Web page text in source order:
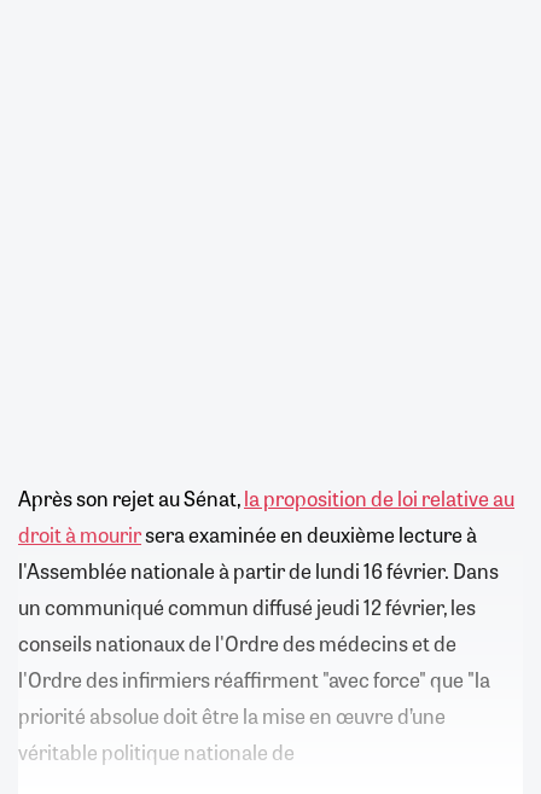
Après son rejet au Sénat,la proposition de loi relative au
droit à mourirsera examinée en deuxième lecture à
l'Assemblée nationale à partir de lundi 16 février. Dans
un communiqué commun diffusé jeudi 12 février, les
conseils nationaux de l'Ordre des médecins et de
l'Ordre des infirmiers réaffirment "avec force" que "la
priorité absolue doit être la mise en œuvre d’une
véritable politique nationale de